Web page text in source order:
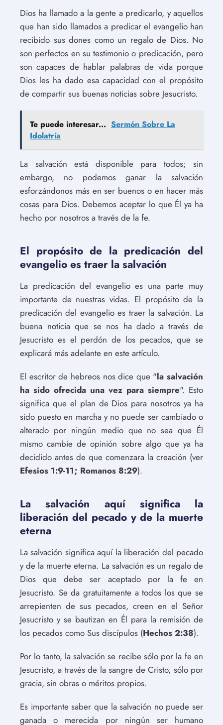
Dios ha llamado a la gente a predicarlo, y aquellos
que han sido llamados a predicar el evangelio han
recibido sus dones como un regalo de Dios. No
son perfectos en su testimonio o predicación, pero
son capaces de hablar palabras de vida porque
Dios les ha dado esa capacidad con el propósito
de compartir sus buenas noticias sobre Jesucristo.
Te puede interesar... Sermón Sobre La
Idolatría
La salvación está disponible para todos; sin
embargo, no podemos ganar la salvación
esforzándonos más en ser buenos o en hacer más
cosas para Dios. Debemos aceptar lo que Él ya ha
hecho por nosotros a través de la fe.
El propósito de la predicación del
evangelio es traer la salvación
La predicación del evangelio es una parte muy
importante de nuestras vidas. El propósito de la
predicación del evangelio es traer la salvación. La
buena noticia que se nos ha dado a través de
Jesucristo es el perdón de los pecados, que se
explicará más adelante en este artículo.
El escritor de hebreos nos dice que "la salvación
ha sido ofrecida una vez para siempre". Esto
significa que el plan de Dios para nosotros ya ha
sido puesto en marcha y no puede ser cambiado o
alterado por ningún medio que no sea que Él
mismo cambie de opinión sobre algo que ya ha
decidido antes de que comenzara la creación (ver
Efesios 1:9-11; Romanos 8:29).
La salvación aquí significa la
liberación del pecado y de la muerte
eterna
La salvación significa aquí la liberación del pecado
y de la muerte eterna. La salvación es un regalo de
Dios que debe ser aceptado por la fe en
Jesucristo. Se da gratuitamente a todos los que se
arrepienten de sus pecados, creen en el Señor
Jesucristo y se bautizan en Él para la remisión de
los pecados como Sus discípulos (Hechos 2:38).
Por lo tanto, la salvación se recibe sólo por la fe en
Jesucristo, a través de la sangre de Cristo, sólo por
gracia, sin obras o méritos propios.
Es importante saber que la salvación no puede ser
ganada o merecida por ningún ser humano